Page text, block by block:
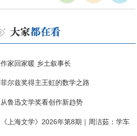
作家回家暖 乡土叙事长
菲尔兹奖得主王虹的数学之路
从鲁迅文学奖看创作新趋势
《上海文学》2026年第8期｜周洁茹：学车